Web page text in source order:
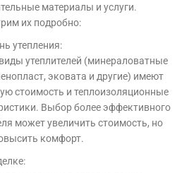
материалы и услуги.
их подробно:
утепления:
утеплителей (минераловатные
эковата и другие) имеют
стоимость и теплоизоляционные
Выбор более эффективного
может увеличить стоимость, но
комфорт.